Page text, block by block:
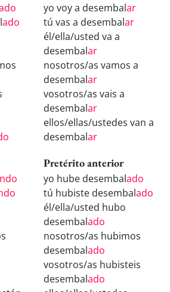
ado
yo voy a desembalar
tú vas a desembalar
él/ella/usted va a
desembalar
nosotros/as vamos a
desembalar
vosotros/as vais a
desembalar
ellos/ellas/ustedes van a
desembalar
Pretérito anterior
yo hube desembalado
tú hubiste desembalado
él/ella/usted hubo
desembalado
nosotros/as hubimos
desembalado
vosotros/as hubisteis
desembalado